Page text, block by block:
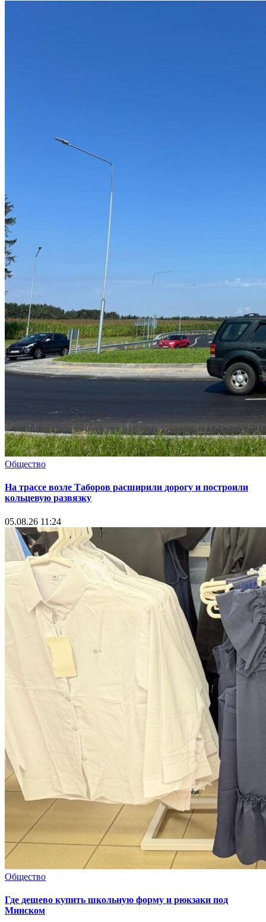
Общество
На трассе возле Таборов расширили дорогу и построили
кольцевую развязку
05.08.26 11:24
Общество
Где дешево купить школьную форму и рюкзаки под
Минском